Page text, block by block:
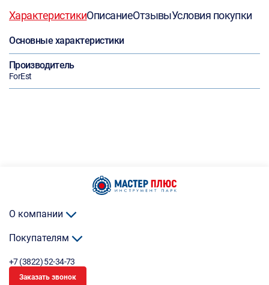
ХарактеристикиОписаниеОтзывыУсловия покупки
Основные характеристики
Производитель
ForEst
О компании
Покупателям
+7 (3822) 52-34-73
Заказать звонок